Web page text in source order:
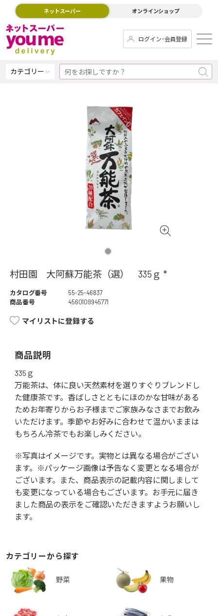
ネットスーパー オンラインショップ
ログイン･会員登録
カテゴリー
村田園 大阿蘇万能茶（選） 335ｇ *
カタログ番号
55-25-46837
商品番号
4560109945771
マイリストに登録する
商品説明
335ｇ
万能茶は、体に良い天然素材を選りすぐりブレンドし
た健康茶です。香ばしさとともにほのかな甘味がある
ためお年寄りからお子様までご家族みなさまでお飲み
いただけます。季節やお好みに合わせて温かいままは
もちろん冷茶でもお楽しみください。
※写真はイメージです。実物とは異なる場合がござい
ます。※パッケージ画像は予告なく変更となる場合が
ございます。また、商品表示の記載内容に関しまして
も変更になっている場合もございます。お手元に届き
ました商品の表示をご確認いただきますようお願いし
ます。
カテゴリーから探す